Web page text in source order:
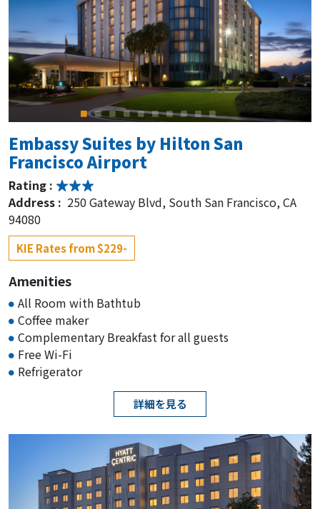
Embassy Suites by Hilton San
Francisco Airport
Rating :
Address : 250 Gateway Blvd, South San Francisco, CA
94080
KIE Rates from $229-
Amenities
All Room with Bathtub
Coffee maker
Complementary Breakfast for all guests
Free Wi-Fi
Refrigerator
詳細を見る